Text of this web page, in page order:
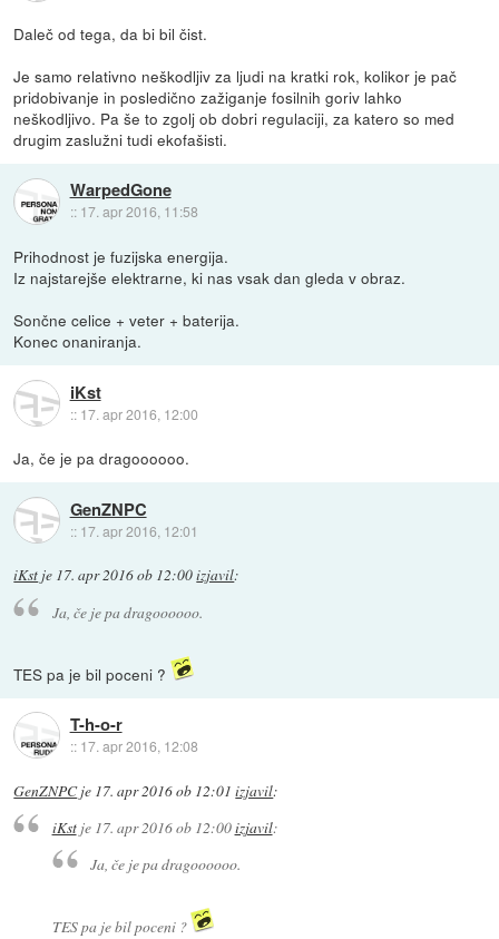
Daleč od tega, da bi bil čist.
Je samo relativno neškodljiv za ljudi na kratki rok, kolikor je pač
pridobivanje in posledično zažiganje fosilnih goriv lahko
neškodljivo. Pa še to zgolj ob dobri regulaciji, za katero so med
drugim zaslužni tudi ekofašisti.
WarpedGone
:: 17. apr 2016, 11:58
Prihodnost je fuzijska energija.
Iz najstarejše elektrarne, ki nas vsak dan gleda v obraz.
Sončne celice + veter + baterija.
Konec onaniranja.
iKst
:: 17. apr 2016, 12:00
Ja, če je pa dragoooooo.
GenZNPC
:: 17. apr 2016, 12:01
iKst je 17. apr 2016 ob 12:00izjavil:
Ja, če je pa dragoooooo.
TES pa je bil poceni ?
T-h-o-r
:: 17. apr 2016, 12:08
GenZNPCje 17. apr 2016 ob 12:01 izjavil:
iKstje 17. apr 2016 ob 12:00izjavil:
Ja, če je pa dragoooooo.
TES pa je bil poceni ?